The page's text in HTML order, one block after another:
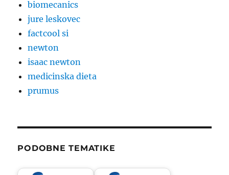
biomecanics
jure leskovec
factcool si
newton
isaac newton
medicinska dieta
prumus
PODOBNE TEMATIKE